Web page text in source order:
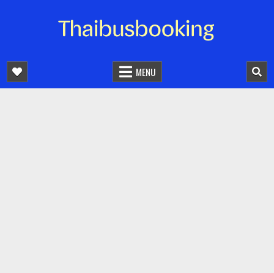
จองตั๋วรถออนไลน์ 24 ชั่วโมง
MENU